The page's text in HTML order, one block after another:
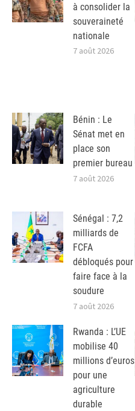
à consolider la
souveraineté
nationale
7 août 2026
Bénin : Le
Sénat met en
place son
premier bureau
7 août 2026
Sénégal : 7,2
milliards de
FCFA
débloqués pour
faire face à la
soudure
7 août 2026
Rwanda : L’UE
mobilise 40
millions d’euros
pour une
agriculture
durable